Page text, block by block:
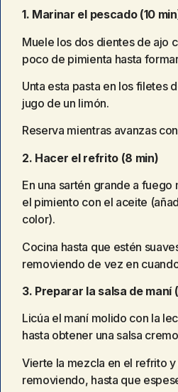
1. Marinar el pescado (10
Muele los dos dientes de ajo
poco de pimienta hasta
Unta esta pasta en los filetes
jugo de un limón.
Reserva mientras avanzas
2. Hacer el refrito (8 min)
En una sartén grande a
el pimiento con el aceite
color).
Cocina hasta que estén
removiendo de vez en
3. Preparar la salsa de maní
Licúa el maní molido con la
hasta obtener una salsa
Vierte la mezcla en el refrito
removiendo, hasta que